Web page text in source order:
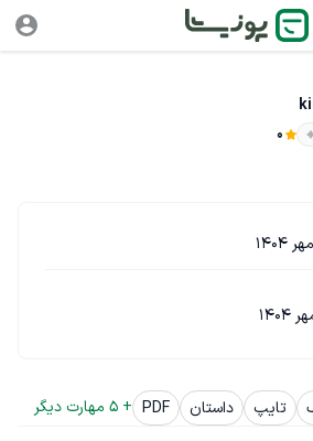
0
تایپ داستان PDF
+
5 مهارت دیگر